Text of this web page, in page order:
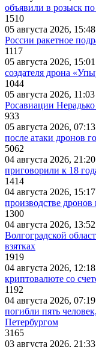
объявили в розыск
1510
05 августа 2026, 15:48
России ракетное
1117
05 августа 2026, 15:01
создателя дрона
1044
05 августа 2026, 11:03
Росавиации
933
05 августа 2026, 07:13
после атаки дронов
5062
04 августа 2026, 21:20
приговорили к 18
1414
04 августа 2026, 15:17
производстве
1300
04 августа 2026, 13:52
Волгоградской
взятках
1919
04 августа 2026, 12:18
криптовалюте со
1192
04 августа 2026, 07:19
погибли пять
Петербургом
3165
03 августа 2026, 21:33